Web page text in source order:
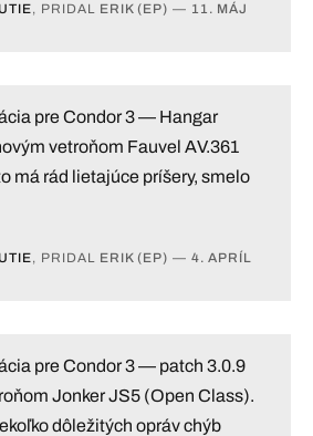
, PRIDAL ERIK (EP) — 11. MÁJ
pre Condor 3 — Hangar
vetroňom Fauvel AV.361
má rád lietajúce príšery, smelo
, PRIDAL ERIK (EP) — 4. APRÍL
pre Condor 3 — patch 3.0.9
Jonker JS5 (Open Class).
dôležitých opráv chýb